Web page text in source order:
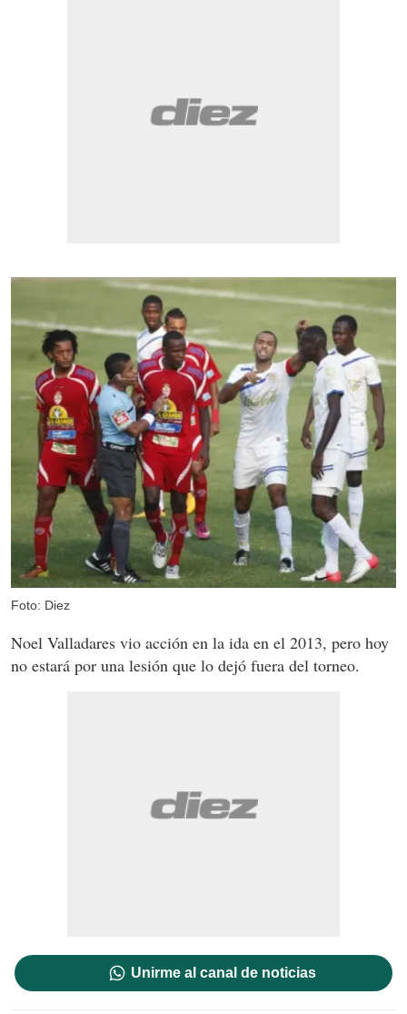
Foto: Diez
Noel Valladares vio acción en la ida en el 2013, pero hoy
no estará por una lesión que lo dejó fuera del torneo.
Unirme al canal de noticias